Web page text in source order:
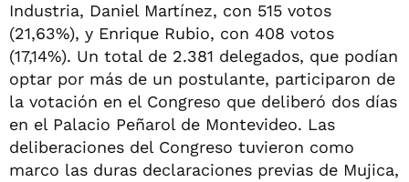
Industria, Daniel Martínez, con 515 votos
(21,63%), y Enrique Rubio, con 408 votos
(17,14%). Un total de 2.381 delegados, que podían
optar por más de un postulante, participaron de
la votación en el Congreso que deliberó dos días
en el Palacio Peñarol de Montevideo. Las
deliberaciones del Congreso tuvieron como
marco las duras declaraciones previas de Mujica,